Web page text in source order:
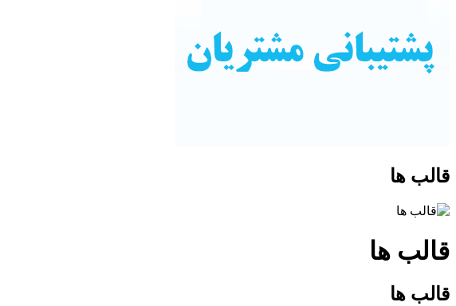
قالب ها
قالب ها
قالب ها